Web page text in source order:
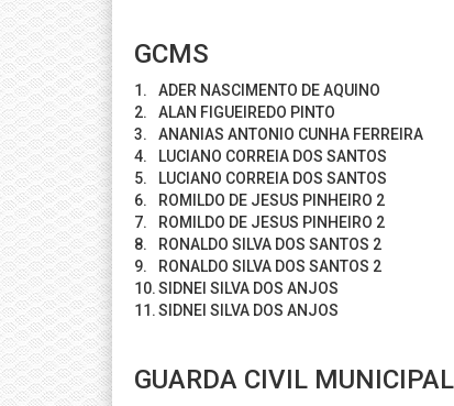
GCMS
1. ADER NASCIMENTO DE AQUINO
2.
ALAN FIGUEIREDO PINTO
3.
ANANIAS ANTONIO CUNHA FERREIRA
4.
LUCIANO CORREIA DOS SANTOS
5.
LUCIANO CORREIA DOS SANTOS
6.
ROMILDO DE JESUS PINHEIRO 2
7.
ROMILDO DE JESUS PINHEIRO 2
8.
RONALDO SILVA DOS SANTOS 2
9.
RONALDO SILVA DOS SANTOS 2
10.SIDNEI SILVA DOS ANJOS
11.SIDNEI SILVA DOS ANJOS
GUARDA CIVIL MUNICIPAL